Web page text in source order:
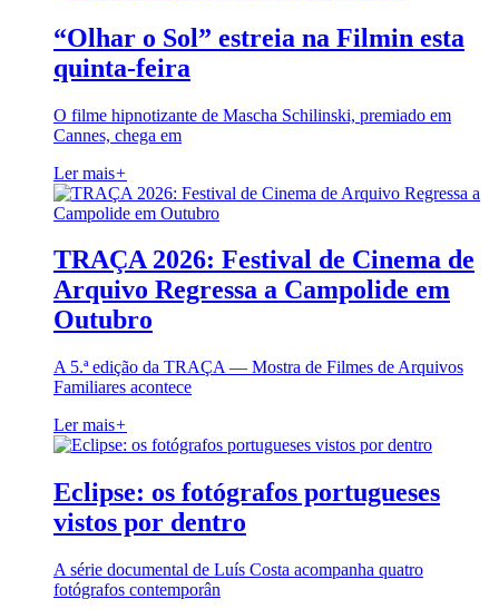
“Olhar o Sol” estreia na Filmin esta
quinta-feira
O filme hipnotizante de Mascha Schilinski, premiado em
Cannes, chega em
Ler mais+
TRAÇA 2026: Festival de Cinema de
Arquivo Regressa a Campolide em
Outubro
A 5.ª edição da TRAÇA — Mostra de Filmes de Arquivos
Familiares acontece
Ler mais+
Eclipse: os fotógrafos portugueses
vistos por dentro
A série documental de Luís Costa acompanha quatro
fotógrafos contemporân